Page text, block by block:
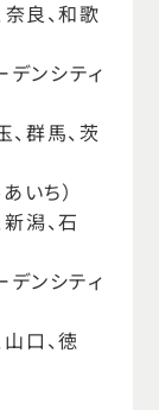
良、和歌
ンシティ
群馬、茨
いち）
潟、石
ンシティ
口、徳